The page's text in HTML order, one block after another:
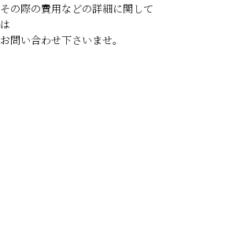
その際の費用などの詳細に関して
は
お問い合わせ下さいませ。